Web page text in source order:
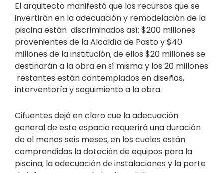
El arquitecto manifestó que los recursos que se
invertirán en la adecuación y remodelación de la
piscina están discriminados así: $200 millones
provenientes de la Alcaldía de Pasto y $40
millones de la institución, de ellos $20 millones se
destinarán a la obra en sí misma y los 20 millones
restantes están contemplados en diseños,
interventoría y seguimiento a la obra.
Cifuentes dejó en claro que la adecuación
general de este espacio requerirá una duración
de al menos seis meses, en los cuales están
comprendidas la dotación de equipos para la
piscina, la adecuación de instalaciones y la parte